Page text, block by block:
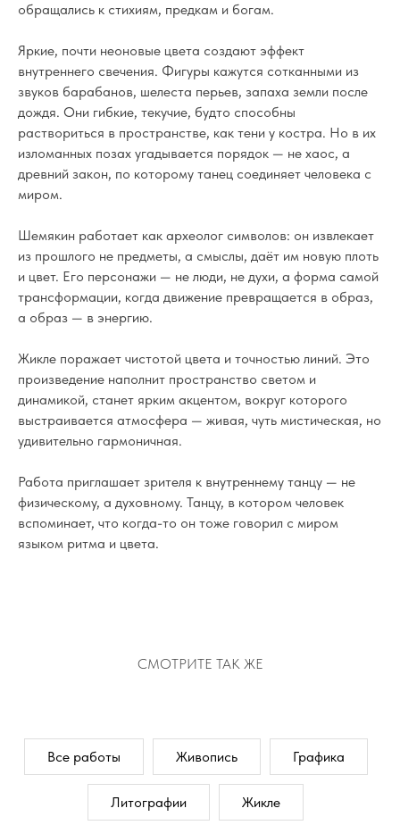
обращались к стихиям, предкам и богам.
Яркие, почти неоновые цвета создают эффект
внутреннего свечения. Фигуры кажутся сотканными из
звуков барабанов, шелеста перьев, запаха земли после
дождя. Они гибкие, текучие, будто способны
раствориться в пространстве, как тени у костра. Но в их
изломанных позах угадывается порядок — не хаос, а
древний закон, по которому танец соединяет человека с
миром.
Шемякин работает как археолог символов: он извлекает
из прошлого не предметы, а смыслы, даёт им новую плоть
и цвет. Его персонажи — не люди, не духи, а форма самой
трансформации, когда движение превращается в образ,
а образ — в энергию.
Жикле поражает чистотой цвета и точностью линий. Это
произведение наполнит пространство светом и
динамикой, станет ярким акцентом, вокруг которого
выстраивается атмосфера — живая, чуть мистическая, но
удивительно гармоничная.
Работа приглашает зрителя к внутреннему танцу — не
физическому, а духовному. Танцу, в котором человек
вспоминает, что когда-то он тоже говорил с миром
языком ритма и цвета.
СМОТРИТЕ ТАК ЖЕ
Все работы Живопись Графика
Литографии Жикле
ЗАПОЛНИТЕ ФОРМУ